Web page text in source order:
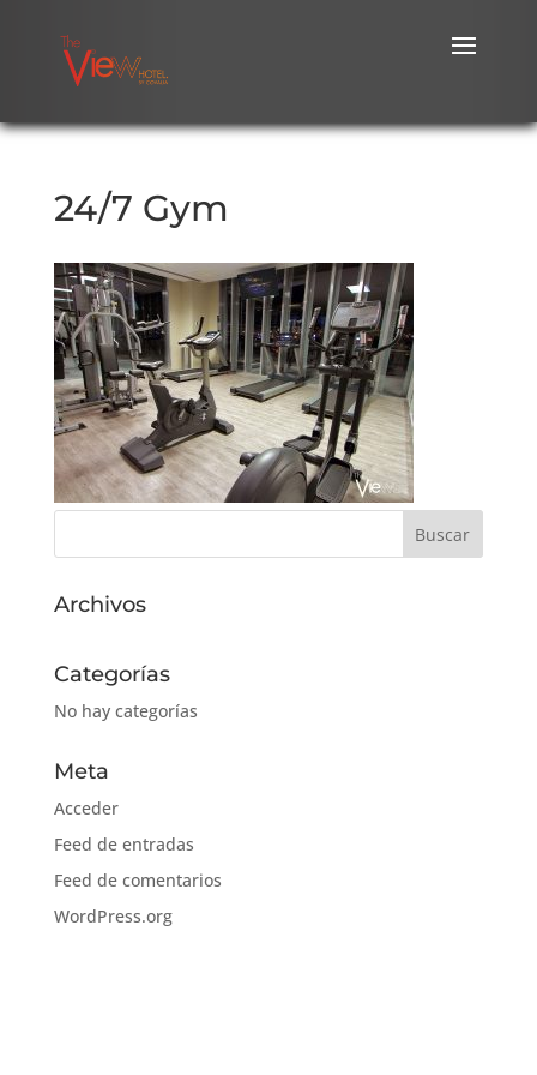
24/7 Gym
Archivos
Categorías
No hay categorías
Meta
Acceder
Feed de entradas
Feed de comentarios
WordPress.org